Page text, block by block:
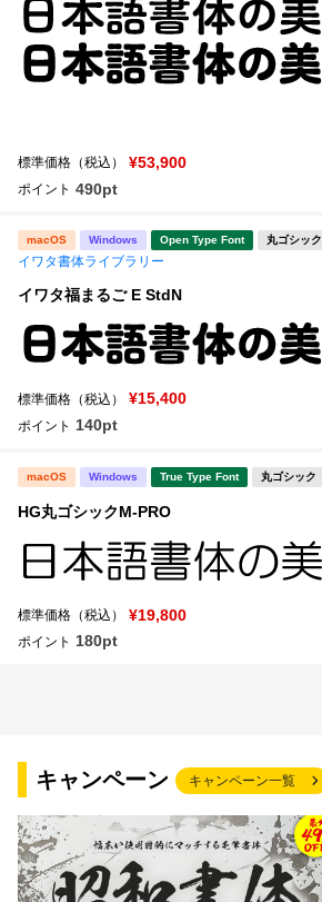
標準価格（税込） ¥53,900
ポイント 490pt
macOS Windows Open Type Font 丸ゴシック
イワタ書体ライブラリー
イワタ福まるご E StdN
標準価格（税込） ¥15,400
ポイント 140pt
macOS Windows True Type Font 丸ゴシック
HG丸ゴシックM-PRO
標準価格（税込） ¥19,800
ポイント 180pt
キャンペーン キャンペーン一覧